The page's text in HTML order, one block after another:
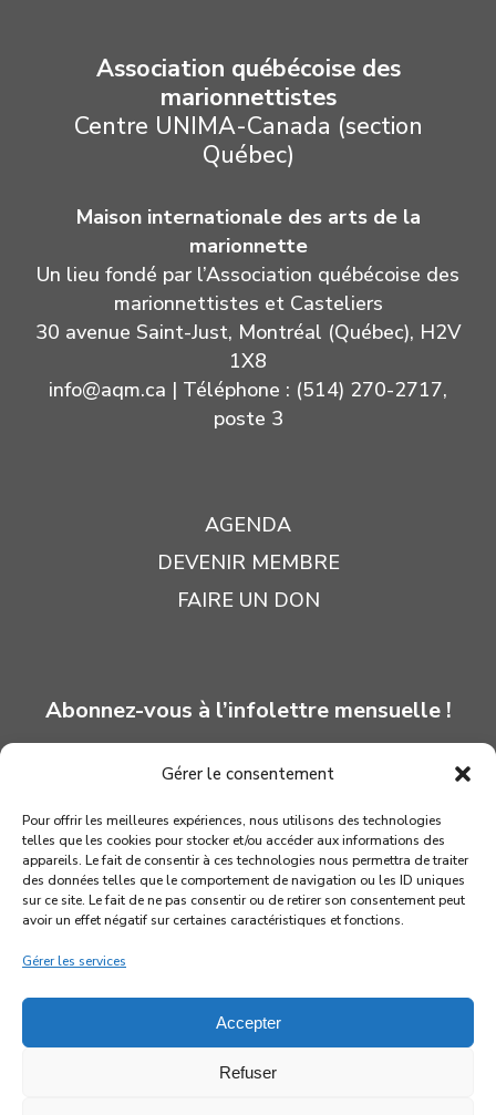
Gérer le consentement
Pour offrir les meilleures expériences, nous utilisons des technologies
telles que les cookies pour stocker et/ou accéder aux informations des
appareils. Le fait de consentir à ces technologies nous permettra de traiter
des données telles que le comportement de navigation ou les ID uniques
sur ce site. Le fait de ne pas consentir ou de retirer son consentement peut
avoir un effet négatif sur certaines caractéristiques et fonctions.
Gérer les services
Accepter
Refuser
Association québécoise des
marionnettistes
Centre UNIMA-Canada (section
Québec)
Maison internationale des arts de la
marionnette
Un lieu fondé par l’Association québécoise des
marionnettistes et Casteliers
30 avenue Saint-Just, Montréal (Québec), H2V
1X8
info@aqm.ca | Téléphone : (514) 270-2717,
poste 3
AGENDA
DEVENIR MEMBRE
FAIRE UN DON
Abonnez-vous à l’infolettre mensuelle !